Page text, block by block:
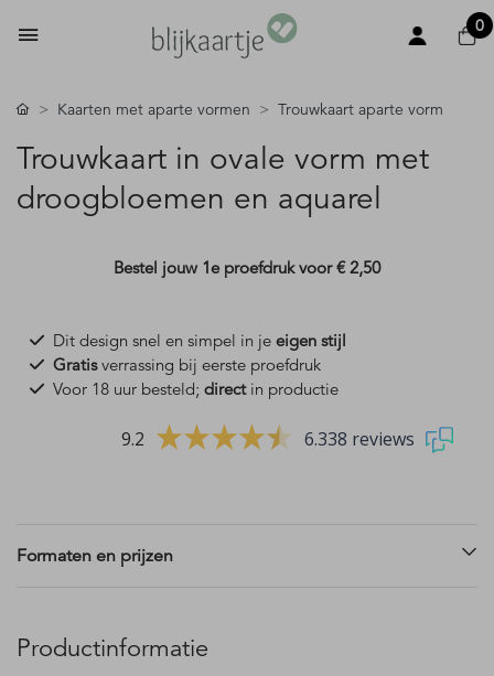
0
Kaarten met aparte vormen Trouwkaart aparte vorm
Trouwkaart in ovale vorm met
droogbloemen en aquarel
Bestel jouw 1e proefdruk voor€ 2,50
Dit design snel en simpel in je eigen stijl
Gratisverrassing bij eerste proefdruk
Voor 18 uur besteld; directin productie
9.2 6.338 reviews
Formaten en prijzen
Productinformatie